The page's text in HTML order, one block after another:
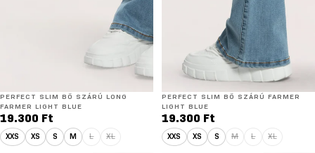
ÚJ
LONG
PERFECT SLIM BŐ SZÁRÚ LONG
FARMER LIGHT BLUE
19.300 Ft
XXS XS S M L XL
ÚJ
PERFECT SLIM BŐ SZÁRÚ FARMER
LIGHT BLUE
19.300 Ft
XXS XS S M L XL